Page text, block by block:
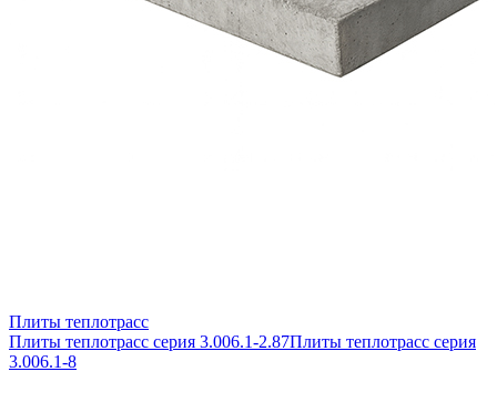
Плиты теплотрасс
Плиты теплотрасс серия 3.006.1-2.87Плиты теплотрасс серия
3.006.1-8